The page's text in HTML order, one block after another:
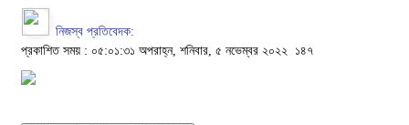
নিজস্ব প্রতিবেদক:
প্রকাশিত সময় : ০৫:০১:৩১ অপরাহ্ন, শনিবার, ৫ নভেম্বর ২০২২
১৪৭